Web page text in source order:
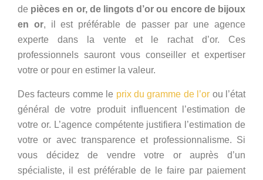
de pièces en or, de lingots d’or ou encore de bijoux
en or, il est préférable de passer par une agence
experte dans la vente et le rachat d’or. Ces
professionnels sauront vous conseiller et expertiser
votre or pour en estimer la valeur.
Des facteurs comme le prix du gramme de l’or ou l’état
général de votre produit influencent l’estimation de
votre or. L’agence compétente justifiera l’estimation de
votre or avec transparence et professionnalisme. Si
vous décidez de vendre votre or auprès d’un
spécialiste, il est préférable de le faire par paiement